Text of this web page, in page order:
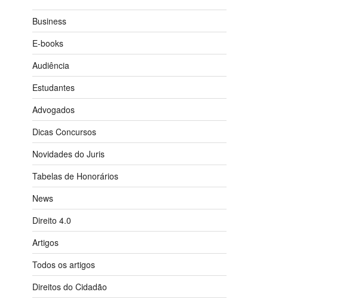
Business
E-books
Audiência
Estudantes
Advogados
Dicas Concursos
Novidades do Juris
Tabelas de Honorários
News
Direito 4.0
Artigos
Todos os artigos
Direitos do Cidadão